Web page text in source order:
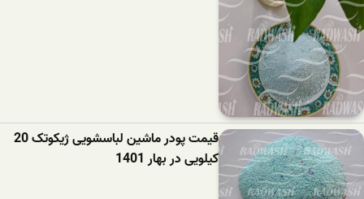
قیمت پودر ماشین لباسشویی ژیکوتک 20
کیلویی در بهار 1401